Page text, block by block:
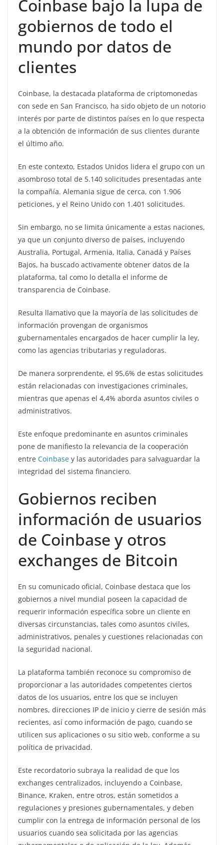
Coinbase bajo la lupa de
gobiernos de todo el
mundo por datos de
clientes
Coinbase, la destacada plataforma de criptomonedas
con sede en San Francisco, ha sido objeto de un notorio
interés por parte de distintos países en lo que respecta
a la obtención de información de sus clientes durante
el último año.
En este contexto, Estados Unidos lidera el grupo con un
asombroso total de 5.140 solicitudes presentadas ante
la compañía. Alemania sigue de cerca, con 1.906
peticiones, y el Reino Unido con 1.401 solicitudes.
Sin embargo, no se limita únicamente a estas naciones,
ya que un conjunto diverso de países, incluyendo
Australia, Portugal, Armenia, Italia, Canadá y Países
Bajos, ha buscado activamente obtener datos de la
plataforma, tal como lo detalla el informe de
transparencia de Coinbase.
Resulta llamativo que la mayoría de las solicitudes de
información provengan de organismos
gubernamentales encargados de hacer cumplir la ley,
como las agencias tributarias y reguladoras.
De manera sorprendente, el 95,6% de estas solicitudes
están relacionadas con investigaciones criminales,
mientras que apenas el 4,4% aborda asuntos civiles o
administrativos.
Este enfoque predominante en asuntos criminales
pone de manifiesto la relevancia de la cooperación
entre Coinbase y las autoridades para salvaguardar la
integridad del sistema financiero.
Gobiernos reciben
información de usuarios
de Coinbase y otros
exchanges de Bitcoin
En su comunicado oficial, Coinbase destaca que los
gobiernos a nivel mundial poseen la capacidad de
requerir información específica sobre un cliente en
diversas circunstancias, tales como asuntos civiles,
administrativos, penales y cuestiones relacionadas con
la seguridad nacional.
La plataforma también reconoce su compromiso de
proporcionar a las autoridades competentes ciertos
datos de los usuarios, entre los que se incluyen
nombres, direcciones IP de inicio y cierre de sesión más
recientes, así como información de pago, cuando se
utilicen sus aplicaciones o su sitio web, conforme a su
política de privacidad.
Este recordatorio subraya la realidad de que los
exchanges centralizados, incluyendo a Coinbase,
Binance, Kraken, entre otros, están sometidos a
regulaciones y presiones gubernamentales, y deben
cumplir con la entrega de información personal de los
usuarios cuando sea solicitada por las agencias